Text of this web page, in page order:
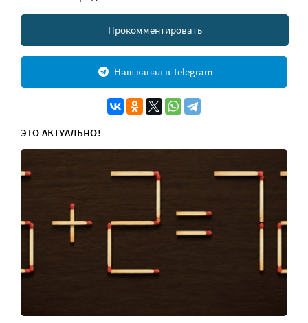
Прокомментировать
Наш канал в Telegram
ЭТО АКТУАЛЬНО!